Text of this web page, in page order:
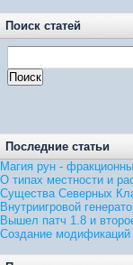
Поиск статей
Последние статьи
Магия рун -
О типах местности и
Существа Северных
Внутриигровой
Вышел патч 1.8 и
Создание модификаций